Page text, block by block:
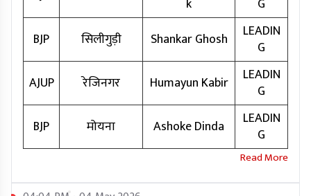
k
G
BJP
सिलीगुड़ी Shankar Ghosh
LEADIN
G
AJUP
रेजिनगर Humayun Kabir
LEADIN
G
BJP
मोयना Ashoke Dinda
LEADIN
G